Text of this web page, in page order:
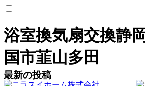
浴室換気扇交換静
国市韮山多田
最新の投稿